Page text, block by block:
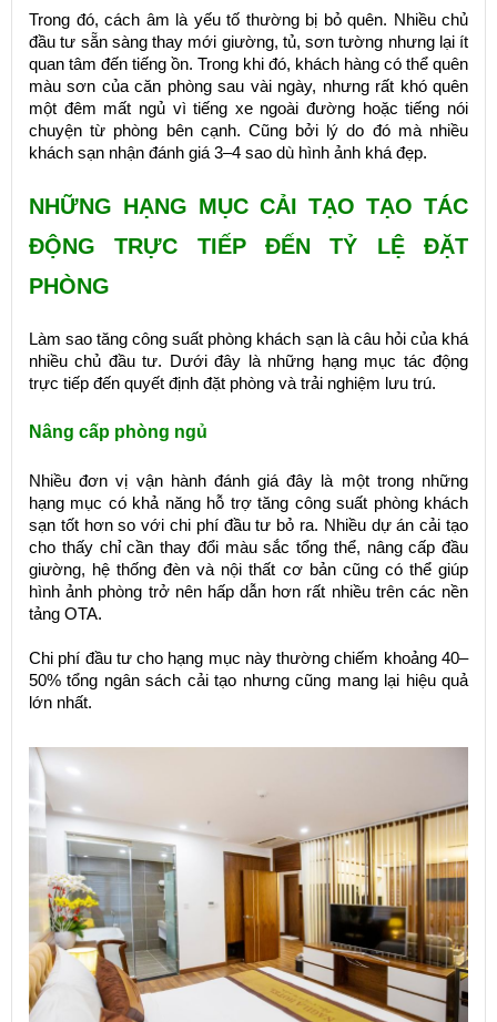
Trong đó, cách âm là yếu tố thường bị bỏ quên. Nhiều chủ
đầu tư sẵn sàng thay mới giường, tủ, sơn tường nhưng lại ít
quan tâm đến tiếng ồn. Trong khi đó, khách hàng có thể quên
màu sơn của căn phòng sau vài ngày, nhưng rất khó quên
một đêm mất ngủ vì tiếng xe ngoài đường hoặc tiếng nói
chuyện từ phòng bên cạnh. Cũng bởi lý do đó mà nhiều
khách sạn nhận đánh giá 3–4 sao dù hình ảnh khá đẹp.
NHỮNG HẠNG MỤC CẢI TẠO TẠO TÁC
ĐỘNG TRỰC TIẾP ĐẾN TỶ LỆ ĐẶT
PHÒNG
Làm sao tăng công suất phòng khách sạn là câu hỏi của khá
nhiều chủ đầu tư. Dưới đây là những hạng mục tác động
trực tiếp đến quyết định đặt phòng và trải nghiệm lưu trú.
Nâng cấp phòng ngủ
Nhiều đơn vị vận hành đánh giá đây là một trong những
hạng mục có khả năng hỗ trợ tăng công suất phòng khách
sạn tốt hơn so với chi phí đầu tư bỏ ra. Nhiều dự án cải tạo
cho thấy chỉ cần thay đổi màu sắc tổng thể, nâng cấp đầu
giường, hệ thống đèn và nội thất cơ bản cũng có thể giúp
hình ảnh phòng trở nên hấp dẫn hơn rất nhiều trên các nền
tảng OTA.
Chi phí đầu tư cho hạng mục này thường chiếm khoảng 40–
50% tổng ngân sách cải tạo nhưng cũng mang lại hiệu quả
lớn nhất.